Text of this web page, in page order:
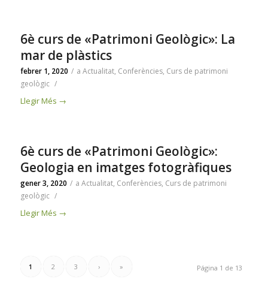
6è curs de «Patrimoni Geològic»: La
mar de plàstics
febrer 1, 2020 / a Actualitat, Conferències, Curs de patrimoni
geològic /
Llegir Més →
6è curs de «Patrimoni Geològic»:
Geologia en imatges fotogràfiques
gener 3, 2020 / a Actualitat, Conferències, Curs de patrimoni
geològic /
Llegir Més →
Página 1 de 13
1 2 3 › »